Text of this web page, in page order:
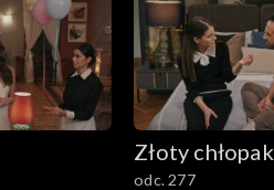
Złoty chłopak
odc. 277